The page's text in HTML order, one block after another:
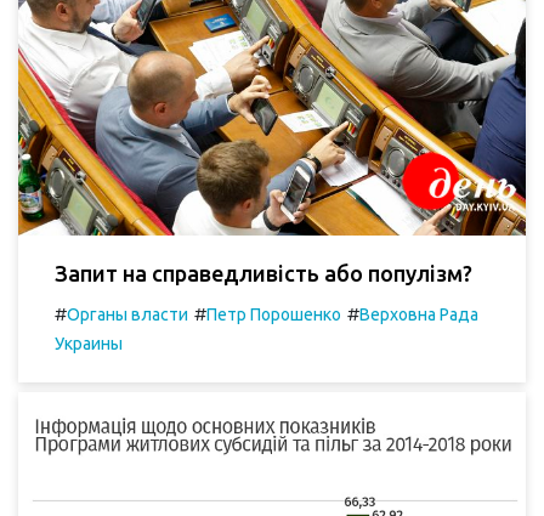
Запит на справедливість або популізм?
#Органы власти #Петр Порошенко #Верховна Рада
Украины